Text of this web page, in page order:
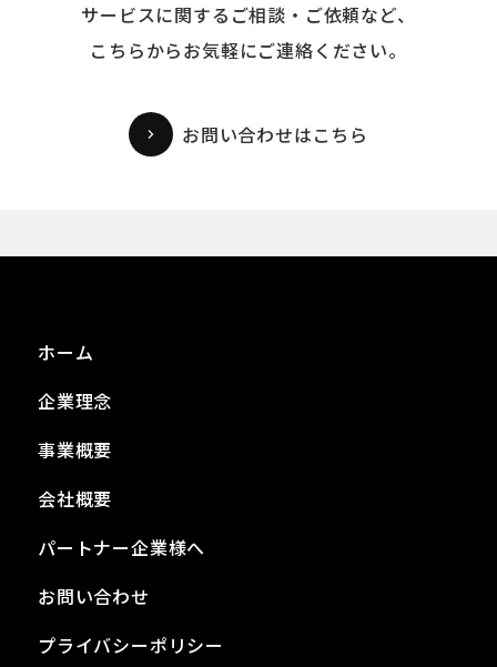
サービスに関するご相談・ご依頼など、
こちらからお気軽にご連絡ください。
お問い合わせはこちら
ホーム
企業理念
事業概要
会社概要
パートナー企業様へ
お問い合わせ
プライバシーポリシー